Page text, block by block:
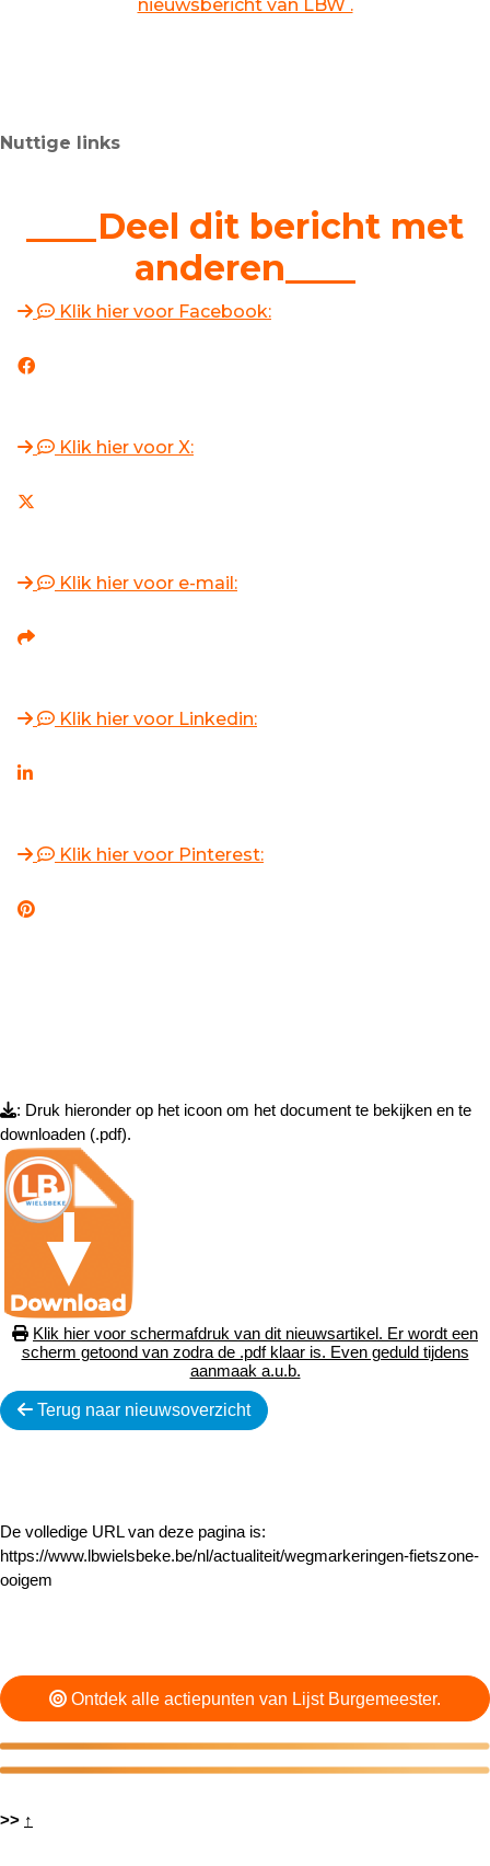
nieuwsbericht van LBW .
Nuttige links
____Deel dit bericht met
anderen____
Klik hier voor Facebook:
Klik hier voor X:
Klik hier voor e-mail:
Klik hier voor Linkedin:
Klik hier voor Pinterest:
: Druk hieronder op het icoon om het document te bekijken en te
downloaden (.pdf).
Klik hier voor schermafdruk van dit nieuwsartikel. Er wordt een
scherm getoond van zodra de .pdf klaar is. Even geduld tijdens
aanmaak a.u.b.
Terug naar nieuwsoverzicht
De volledige URL van deze pagina is:
https://www.lbwielsbeke.be/nl/actualiteit/wegmarkeringen-fietszone-
ooigem
Ontdek alle actiepunten van Lijst Burgemeester.
>> ↑